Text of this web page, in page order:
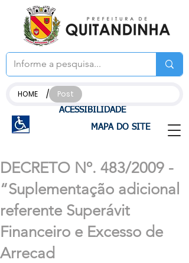
ACESSIBILIDADE
MAPA DO SITE
HOME / Post
DECRETO Nº. 483/2009 -
“Suplementação adicional
referente Superávit
Financeiro e Excesso de
Arrecad